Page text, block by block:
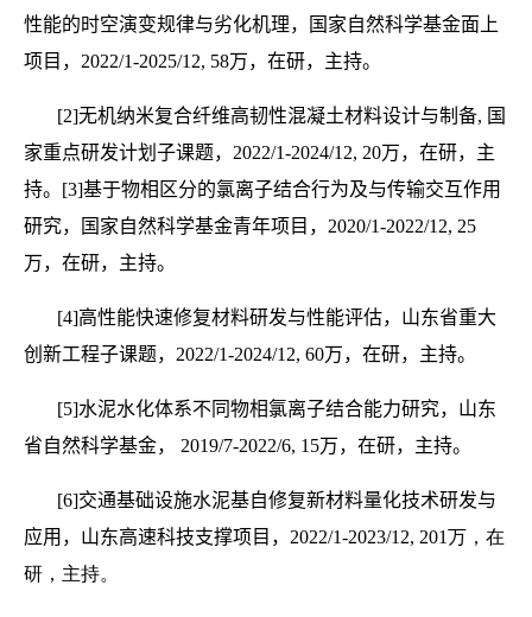
性能的时空演变规律与劣化机理，国家自然科学基金面上
项目，2022/1-2025/12, 58万，在研，主持。
[2]无机纳米复合纤维高韧性混凝土材料设计与制备, 国
家重点研发计划子课题， 2022/1-2024/12, 20万，在研，主
持。 [3]基于物相区分的氯离子结合行为及与传输交互作用
研究，国家自然科学基金青年项目， 2020/1-2022/12, 25
万，在研，主持。
[4]高性能快速修复材料研发与性能评估，山东省重大
创新工程子课题， 2022/1-2024/12, 60万，在研，主持。
[5]水泥水化体系不同物相氯离子结合能力研究，山东
省自然科学基金，
2019/7-2022/6, 15万，在研，主持。
[6]交通基础设施水泥基自修复新材料量化技术研发与
应用，山东高速科技支撑项目， 2022/1-2023/12, 201万，在
研，主持。